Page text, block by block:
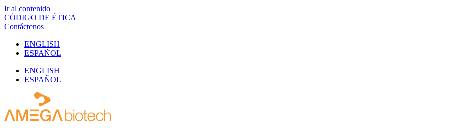
Ir al contenido
CÓDIGO DE ÉTICA
Contáctenos
ENGLISH
ESPAÑOL
ENGLISH
ESPAÑOL